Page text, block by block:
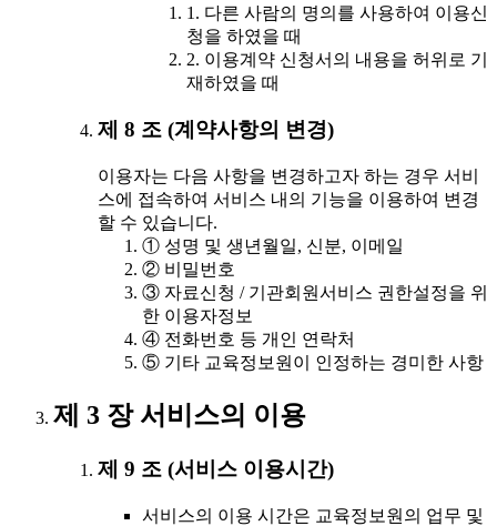
1. 다른 사람의 명의를 사용하여 이용신
청을 하였을 때
2. 이용계약 신청서의 내용을 허위로 기
재하였을 때
제 8 조 (계약사항의 변경)
이용자는 다음 사항을 변경하고자 하는 경우 서비
스에 접속하여 서비스 내의 기능을 이용하여 변경
할 수 있습니다.
① 성명 및 생년월일, 신분, 이메일
② 비밀번호
③ 자료신청 / 기관회원서비스 권한설정을 위
한 이용자정보
④ 전화번호 등 개인 연락처
⑤ 기타 교육정보원이 인정하는 경미한 사항
제 3 장 서비스의 이용
제 9 조 (서비스 이용시간)
서비스의 이용 시간은 교육정보원의 업무 및